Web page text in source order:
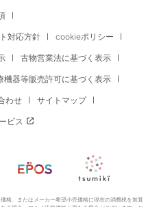
対応方針 cookieポリシー
古物営業法に基づく表示
機器等販売許可に基づく表示
わせ サイトマップ
ビス
格、またはメーカー希望小売価格に現在の消費税を加算